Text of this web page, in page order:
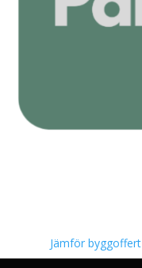
Jämför byggoffert